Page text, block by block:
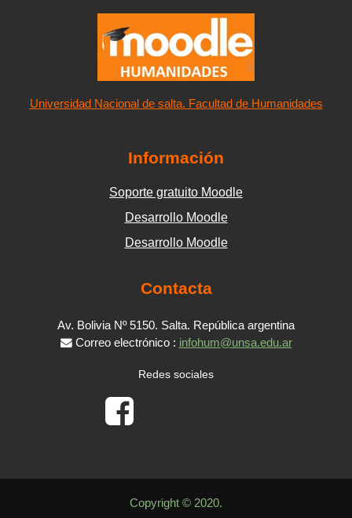
Universidad Nacional de salta. Facultad de Humanidades
Información
Soporte gratuito Moodle
Desarrollo Moodle
Desarrollo Moodle
Contacta
Av. Bolivia Nº 5150. Salta. República argentina
Correo electrónico : infohum@unsa.edu.ar
Redes sociales
Copyright © 2020.